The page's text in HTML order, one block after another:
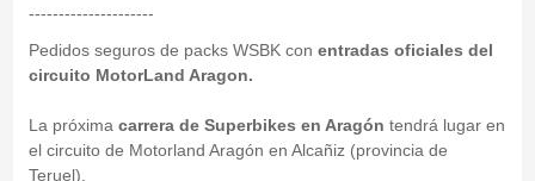
---------------------
Pedidos seguros de packs WSBK con entradas oficiales del
circuito MotorLand Aragon.
La próxima carrera de Superbikes en Aragón tendrá lugar en
el circuito de Motorland Aragón en Alcañiz (provincia de
Teruel).